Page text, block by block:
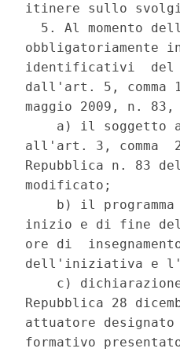
itinere sullo
5. Al momento
identificativi  del
dall'art. 5, comma
maggio 2009, n.
a) il soggetto
all'art. 3, comma
Repubblica n. 83
modificato;
b) il
inizio e di fine del
ore di
dell'iniziativa e
c)
Repubblica 28
attuatore
formativo